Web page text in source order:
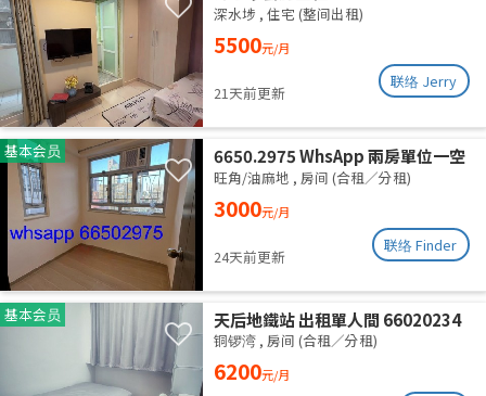
深水埗 , 住宅 (整间出租)
5500元/月
21天前更新
联络 Jerry
基本会员
6650.2975 WhsApp 兩房單位一空
房 旺角 287呎 全新裝修 分租 合租
性別不限 高層有𨋢 四通八達 三面大
窗 空氣流通 乾淨安靜 包wifi水電
旺角/油麻地 , 房间 (合租／分租)
3000元/月
24天前更新
联络 Finder
基本会员 天后地鐵站 出租單人間 66020234
铜锣湾 , 房间 (合租／分租)
6200元/月